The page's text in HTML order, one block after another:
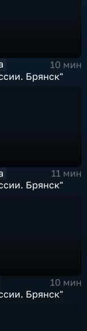
10 мин
Брянск"
11 мин
Брянск"
10 мин
Брянск"